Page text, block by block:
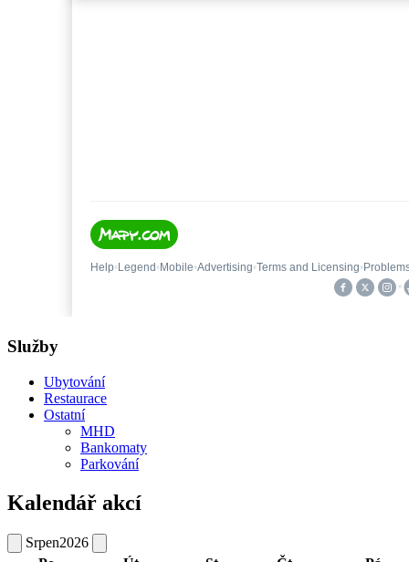
Služby
Ubytování
Restaurace
Ostatní
MHD
Bankomaty
Parkování
Kalendář akcí
Srpen2026